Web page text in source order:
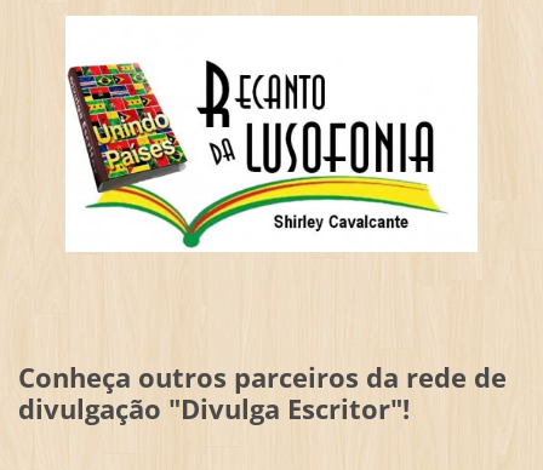
Conheça outros parceiros da rede de
divulgação "Divulga Escritor"!